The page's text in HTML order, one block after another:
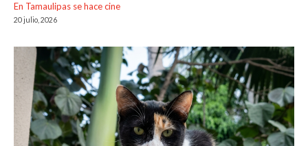
En Tamaulipas se hace cine
20 julio, 2026